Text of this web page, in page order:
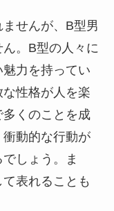
せんが、B型男
。B型の人々に
力を持ってい
性格が人を楽
多くのことを成
衝動的な行動が
しょう。ま
表れることも